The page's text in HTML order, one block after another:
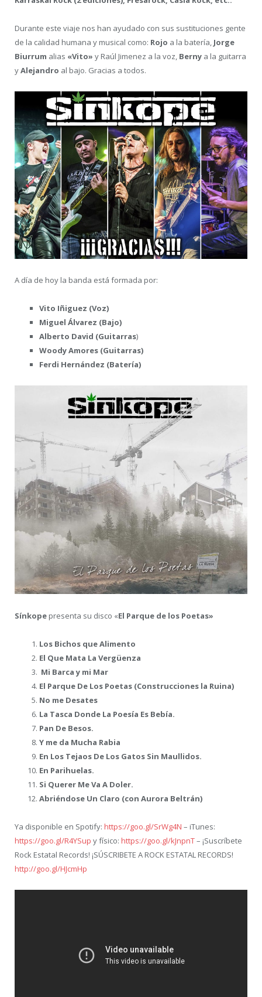
Durante este viaje nos han ayudado con sus sustituciones gente
de la calidad humana y musical como: Rojo a la batería, Jorge
Biurrum alias «Vito» y Raúl Jimenez a la voz, Berny a la guitarra
yAlejandro al bajo. Gracias a todos.
A día de hoy la banda está formada por:
Vito Iñiguez (Voz)
Miguel Álvarez (Bajo)
Alberto David (Guitarras)
Woody Amores (Guitarras)
Ferdi Hernández (Batería)
Sínkope presenta su disco «El Parque de los Poetas»
Los Bichos que Alimento
El Que Mata La Vergüenza
Mi Barca y mi Mar
El Parque De Los Poetas (Construcciones la Ruina)
No me Desates
La Tasca Donde La Poesía Es Bebía.
Pan De Besos.
Y me da Mucha Rabia
En Los Tejaos De Los Gatos Sin Maullidos.
En Parihuelas.
Si Querer Me Va A Doler.
Abriéndose Un Claro (con Aurora Beltrán)
Ya disponible en Spotify: https://goo.gl/SrWg4N – iTunes:
https://goo.gl/R4YSup y físico: https://goo.gl/kJnpnT– ¡Suscríbete
Rock Estatal Records! ¡SÚSCRIBETE A ROCK ESTATAL RECORDS!
http://goo.gl/HJcmHp